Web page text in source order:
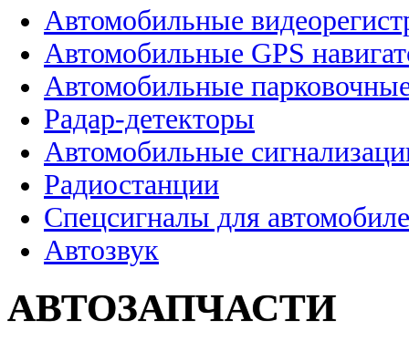
Автомобильные
Автомобильные GPS
Автомобильные
Радар-детекторы
Автомобильные
Радиостанции
Спецсигналы для
Автозвук
АВТОЗАПЧАСТИ